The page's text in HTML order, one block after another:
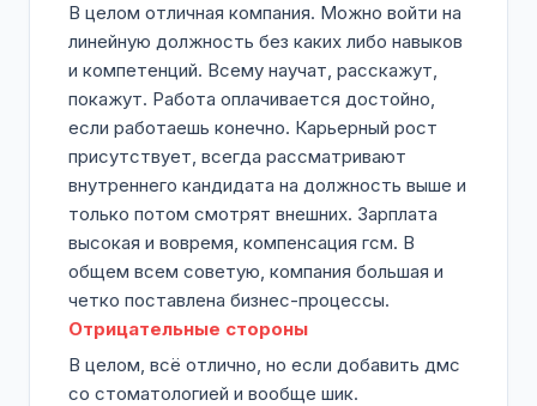
В целом отличная компания. Можно войти на
линейную должность без каких либо навыков
и компетенций. Всему научат, расскажут,
покажут. Работа оплачивается достойно,
если работаешь конечно. Карьерный рост
присутствует, всегда рассматривают
внутреннего кандидата на должность выше и
только потом смотрят внешних. Зарплата
высокая и вовремя, компенсация гсм. В
общем всем советую, компания большая и
четко поставлена бизнес-процессы.
Отрицательные стороны
В целом, всё отлично, но если добавить дмс
со стоматологией и вообще шик.